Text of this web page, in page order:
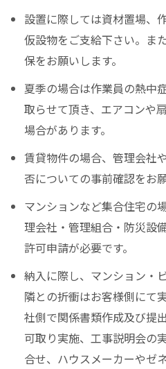
設置に際しては資材置場、
仮設物をご支給下さい。ま
保をお願いします。
夏季の場合は作業員の熱中
取らせて頂き、エアコンや
場合があります。
賃貸物件の場合、管理会社
否についての事前確認をお
マンションなど集合住宅の
理会社・管理組合・防災設
許可申請が必要です。
納入に際し、マンション・
隣との折衝はお客様側にて
社側で関係書類作成及び提
可取り実施、工事説明会の
合せ、ハウスメーカーやゼ